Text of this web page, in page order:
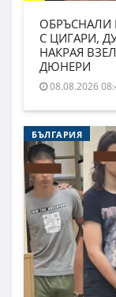
ОБРЪСНАЛИ
С ЦИГАРИ,
НАКРАЯ
ДЮНЕРИ
08.08.2026
БЪЛГАРИЯ